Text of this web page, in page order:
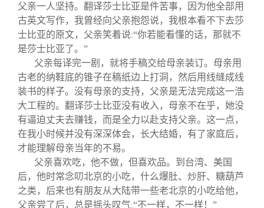
父亲一人坚持。翻译莎士比亚是件苦事，因为他全部用
古英文写作，我曾经向父亲抱怨说，我根本看不下去莎
士比亚的原文，父亲笑着说:“你若能看懂的话，那就不
是莎士比亚了。”
父亲每译完一剧，就将手稿交给母亲装订。母亲用
古老的纳鞋底的锥子在稿纸边上打洞，然后用线缝成线
装书的样子。没有母亲的支持，父亲是无法完成这一浩
大工程的。翻译莎士比亚没有收入，母亲不在乎，她没
有逼迫丈夫去赚钱，而是全力以赴支持父亲。这一点，
在我小时候并没有深深体会，长大结婚，有了家庭后，
才能理解母亲当年的不易。
父亲喜欢吃，他不做，但喜欢品。到台湾、美国
后，他时常念叨北京的小吃，什么爆肚、炒肝、糖葫芦
之类，后来也有朋友从大陆带一些老北京的小吃给他，
父亲尝了后，总是摇头叹气:“不一样，不一样！”